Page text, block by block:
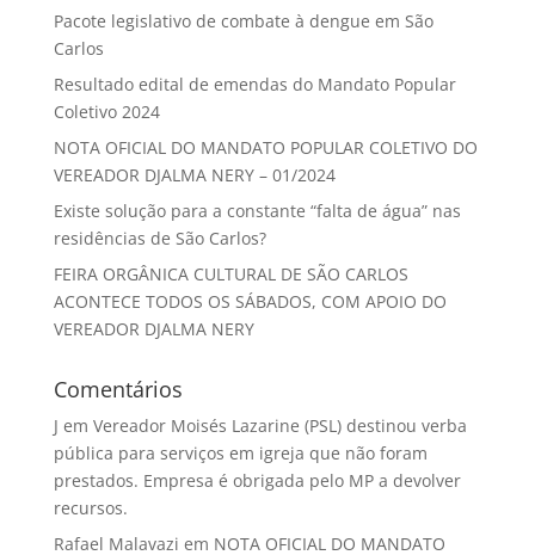
Pacote legislativo de combate à dengue em São
Carlos
Resultado edital de emendas do Mandato Popular
Coletivo 2024
NOTA OFICIAL DO MANDATO POPULAR COLETIVO DO
VEREADOR DJALMA NERY – 01/2024
Existe solução para a constante “falta de água” nas
residências de São Carlos?
FEIRA ORGÂNICA CULTURAL DE SÃO CARLOS
ACONTECE TODOS OS SÁBADOS, COM APOIO DO
VEREADOR DJALMA NERY
Comentários
J em Vereador Moisés Lazarine (PSL) destinou verba
pública para serviços em igreja que não foram
prestados. Empresa é obrigada pelo MP a devolver
recursos.
Rafael Malavazi em NOTA OFICIAL DO MANDATO